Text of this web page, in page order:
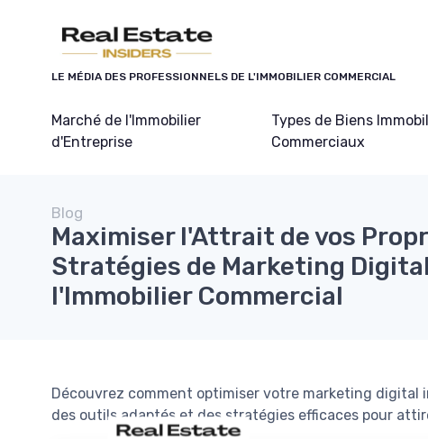
LE MÉDIA DES PROFESSIONNELS DE L'IMMOBILIER COMMERCIAL
Marché de l'Immobilier
d'Entreprise
Types de Biens
Commerciaux
Blog
Maximiser l'Attrait de vos
Stratégies de Marketing
l'Immobilier Commercial
Découvrez comment optimiser votre marketing digital
des outils adaptés et des stratégies efficaces pour